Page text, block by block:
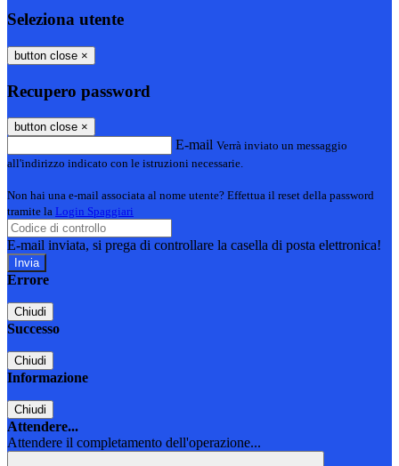
Seleziona utente
button close ×
Recupero password
button close ×
E-mail Verrà inviato un messaggio
all'indirizzo indicato con le istruzioni necessarie.
Non hai una e-mail associata al nome utente? Effettua il reset della password
tramite la Login Spaggiari
E-mail inviata, si prega di controllare la casella di posta elettronica!
Errore
Chiudi
Successo
Chiudi
Informazione
Chiudi
Attendere...
Attendere il completamento dell'operazione...